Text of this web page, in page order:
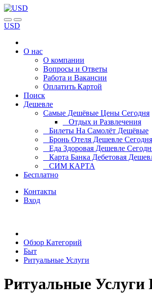
USD
О нас
О компании
Вопросы и Ответы
Работа и Вакансии
Оплатить Картой
Поиск
Дешевле
Самые Дешёвые Цены Сегодня
Отдых и Развлечения
Билеты На Самолёт Дешёвые
Бронь Отеля Дешевле Сегодня
Еда Здоровая Дешевле
Карта Банка Дебетовая
СИМ КАРТА
Бесплатно
Контакты
Вход
Обзор Категорий
Быт
Ритуальные Услуги
Ритуальные